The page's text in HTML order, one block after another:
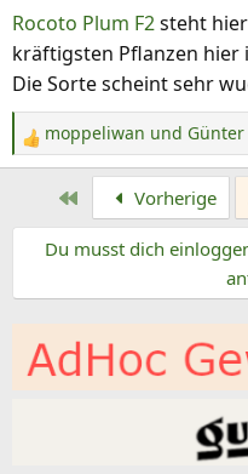
n
n
:
Rocoto Plum F2steht
kräftigsten Pflanzen hier
Die Sorte scheint sehr
R
e
k
o
moppeliwan und Günter
Erste Vorherige
Du musst dich